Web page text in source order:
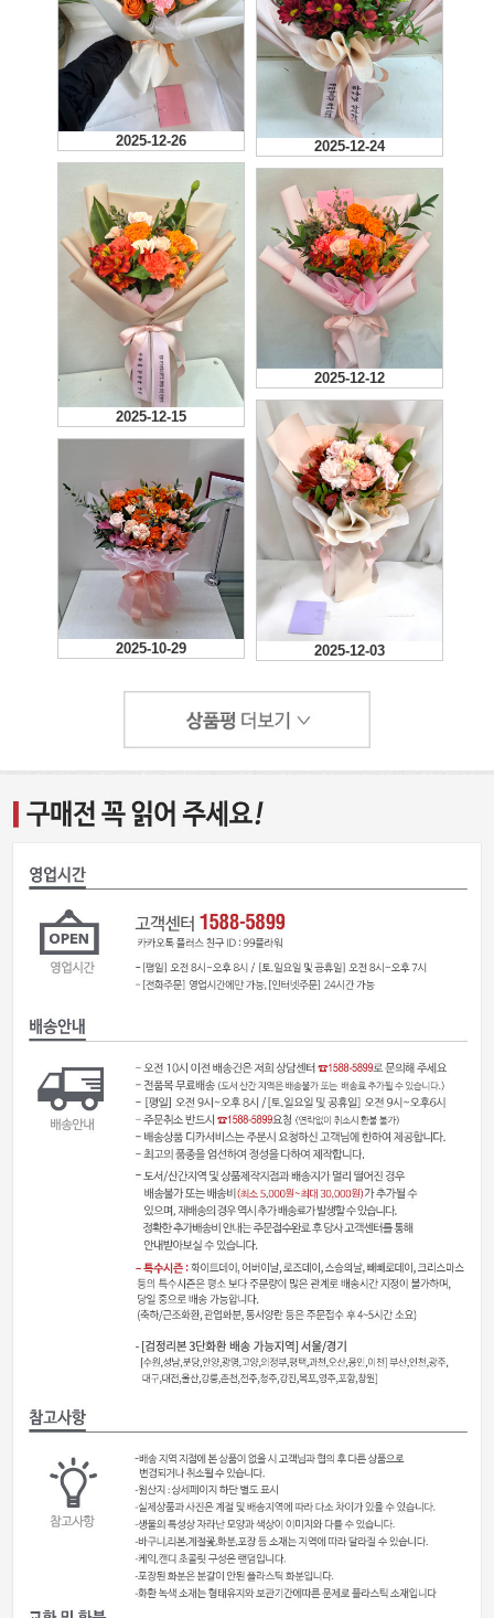
2025-12-26 2025-12-24
2025-12-15
2025-12-12
2025-12-03
2025-10-29